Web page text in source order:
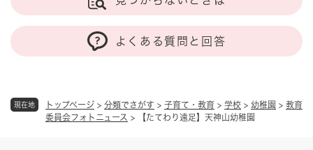
現在地 トップページ > 分類でさがす > 子育て・教育 > 学校 > 幼稚園 > 教育
委員会フォトニュース > 【たてわり遠足】天神山幼稚園
よくある質問と回答